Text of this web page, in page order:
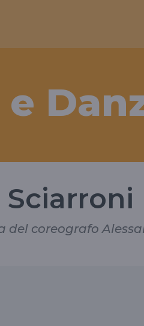
del coreografo